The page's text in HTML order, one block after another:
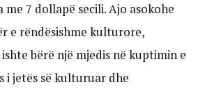
me 7 dollapë secili. Ajo asokohe
e rëndësishme kulturore,
bërë një mjedis në kuptimin e
i jetës së kulturuar dhe